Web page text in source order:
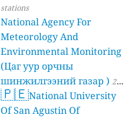
stations
National Agency For
Meteorology And
Environmental Monitoring
(Цаг уур орчны
шинжилгээний газар ) 21
stations
🇵🇪National University
Of San Agustin Of